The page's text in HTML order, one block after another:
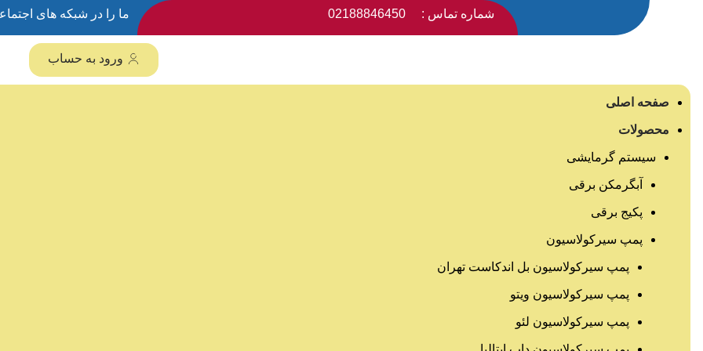
شماره تماس : 02188846450 ما را در شبکه های
ورود به حساب
صفحه اصلی
محصولات
سیستم گرمایشی
آبگرمکن برقی
پکیج برقی
پمپ سیرکولاسیون
پمپ سیرکولاسیون بل اندکاست تهران
پمپ سیرکولاسیون ویتو
پمپ سیرکولاسیون لئو